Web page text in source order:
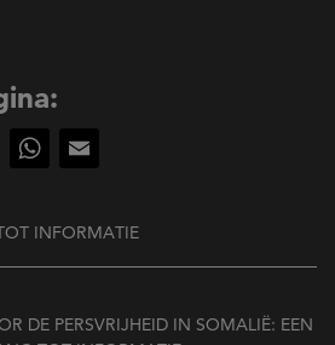
LinkedInWhatsApp
INFORMATIE
DE PERSVRIJHEID IN SOMALIË: EEN